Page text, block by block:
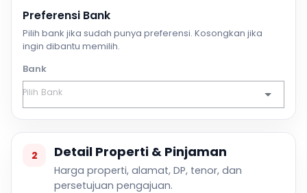
Preferensi Bank
Pilih bank jika sudah punya preferensi. Kosongkan jika
ingin dibantu memilih.
Bank
2 Detail Properti & Pinjaman
Harga properti, alamat, DP, tenor, dan
persetujuan pengajuan.